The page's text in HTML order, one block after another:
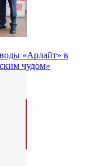
«Арлайт» в
чудом»